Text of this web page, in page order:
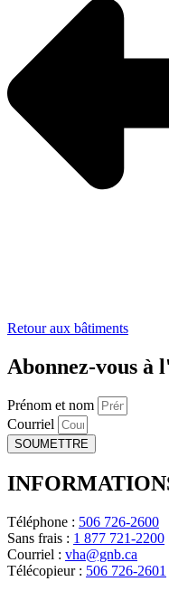
Retour aux bâtiments
Abonnez-vous à
Prénom et nom
Courriel
SOUMETTRE
Téléphone : 506 726-2600
Sans frais : 1 877 721-2200
Courriel : vha@gnb.ca
Télécopieur : 506 726-2601